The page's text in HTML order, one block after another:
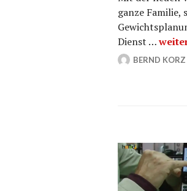
ganze Familie,
Dienst …fitbit
BERND KORZ